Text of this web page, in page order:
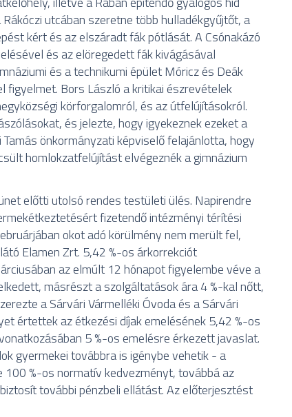
utcában szeretne több hulladékgyűjtőt, a
kért és az elszáradt fák pótlását. A Csónakázó
és az elöregedett fák kivágásával
és a technikumi épület Móricz és Deák
Bors László a kritikai észrevételek
körforgalomról, és az útfelújításokról.
és jelezte, hogy igyekeznek ezeket a
önkormányzati képviselő felajánlotta, hogy
homlokzatfelújítást elvégeznék a gimnázium
előtti utolsó rendes testületi ülés. Napirendre
fizetendő intézményi térítési
okot adó körülmény nem merült fel,
Elamen Zrt. 5,42 %-os árkorrekciót
az elmúlt 12 hónapot figyelembe véve a
másrészt a szolgáltatások ára 4 %-kal nőtt,
a Sárvári Vármelléki Óvoda és a Sárvári
értettek az étkezési díjak emelésének 5,42 %-os
5 %-os emelésre érkezett javaslat.
gyermekei továbbra is igénybe vehetik - a
%-os normatív kedvezményt, továbbá az
további pénzbeli ellátást. Az előterjesztést